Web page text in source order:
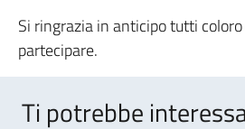
Si ringrazia in anticipo tutti
partecipare.
Ti potrebbe